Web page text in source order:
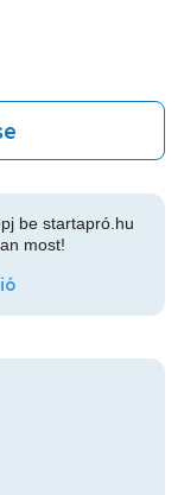
be startapró.hu
most!